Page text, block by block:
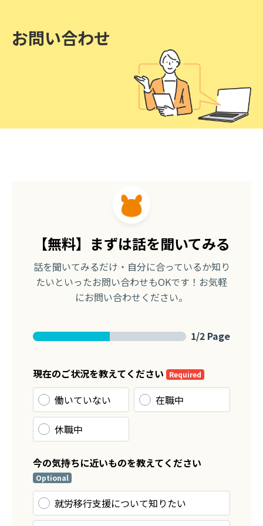
お問い合わせ